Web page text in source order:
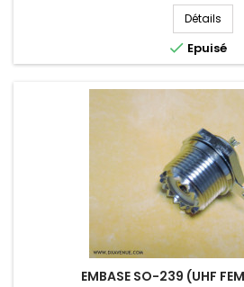
Détails
 Epuisé
EMBASE SO-239 (UHF